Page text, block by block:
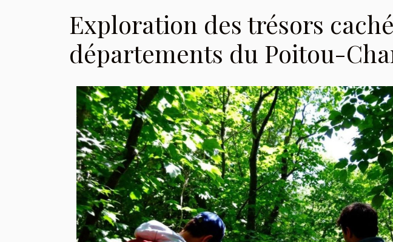
Exploration des trésors
départements du Poitou-